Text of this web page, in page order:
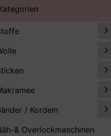
/ Kordeln
& Overlockmaschinen